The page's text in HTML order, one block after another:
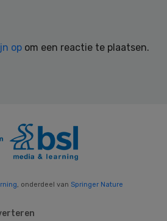
op om een reactie te plaatsen.
, onderdeel van Springer Nature